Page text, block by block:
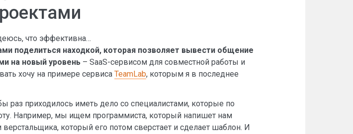
что эффективна…
поделиться находкой, которая позволяет вывести общение
на новый уровень – SaaS-сервисом для совместной работы и
хочу на примере сервиса TeamLab, которым я в последнее
раз приходилось иметь дело со специалистами, которые по
Например, мы ищем программиста, который напишет нам
который его потом сверстает и сделает шаблон. И